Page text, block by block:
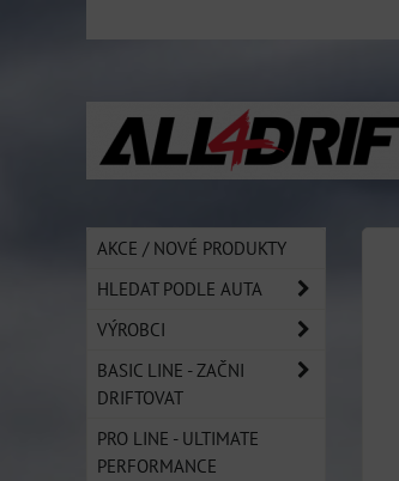
AKCE / NOVÉ PRODUKTY
HLEDAT PODLE AUTA
VÝROBCI
BASIC LINE - ZAČNI
DRIFTOVAT
PRO LINE - ULTIMATE
PERFORMANCE